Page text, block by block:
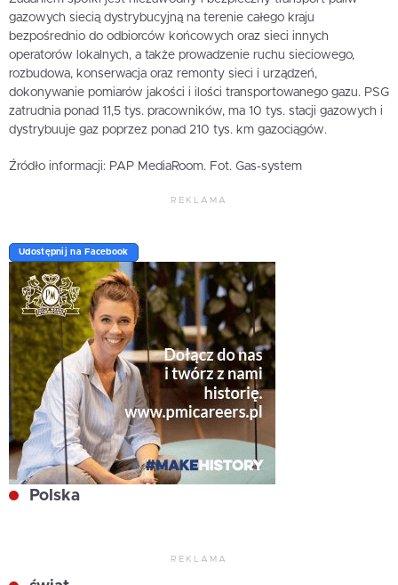
gazowych siecią dystrybucyjną na terenie całego kraju
bezpośrednio do odbiorców końcowych oraz sieci innych
operatorów lokalnych, a także prowadzenie ruchu sieciowego,
rozbudowa, konserwacja oraz remonty sieci i urządzeń,
dokonywanie pomiarów jakości i ilości transportowanego gazu. PSG
zatrudnia ponad 11,5 tys. pracowników, ma 10 tys. stacji gazowych i
dystrybuuje gaz poprzez ponad 210 tys. km gazociągów.
Źródło informacji: PAP MediaRoom. Fot. Gas-system
REKLAMA
Udostępnij na Facebook
Polska
REKLAMA